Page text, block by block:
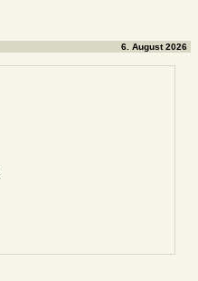
6. August 2026